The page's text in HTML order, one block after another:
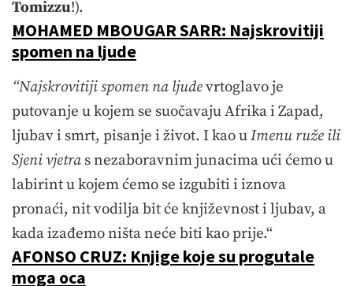
Tomizzu!).
MOHAMED MBOUGAR SARR: Najskrovitiji
spomen na ljude
“Najskrovitiji spomen na ljudevrtoglavo je
putovanje u kojem se suočavaju Afrika i Zapad,
ljubav i smrt, pisanje i život. I kao uImenu ruže ili
Sjeni vjetra s nezaboravnim junacima ući ćemo u
labirint u kojem ćemo se izgubiti i iznova
pronaći, nit vodilja bit će književnost i ljubav, a
kada izađemo ništa neće biti kao prije.“
AFONSO CRUZ: Knjige koje su progutale
moga oca